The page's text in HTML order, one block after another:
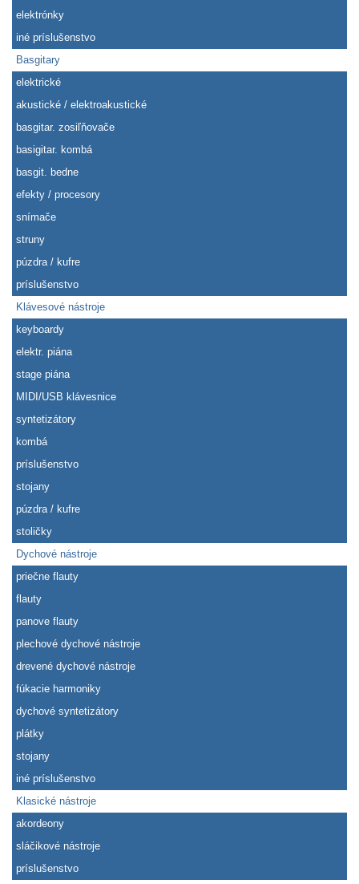
elektrónky
iné príslušenstvo
Basgitary
elektrické
akustické / elektroakustické
basgitar. zosiľňovače
basigitar. kombá
basgit. bedne
efekty / procesory
snímače
struny
púzdra / kufre
príslušenstvo
Klávesové nástroje
keyboardy
elektr. piána
stage piána
MIDI/USB klávesnice
syntetizátory
kombá
príslušenstvo
stojany
púzdra / kufre
stoličky
Dychové nástroje
priečne flauty
flauty
panove flauty
plechové dychové nástroje
drevené dychové nástroje
fúkacie harmoniky
dychové syntetizátory
plátky
stojany
iné príslušenstvo
Klasické nástroje
akordeony
sláčikové nástroje
príslušenstvo